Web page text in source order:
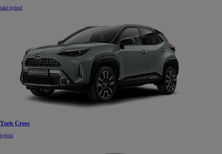
také hybrid
Yaris Cross
hybrid